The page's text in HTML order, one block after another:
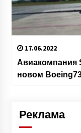
17.06.2022
Авиакомпания
новом
Реклама